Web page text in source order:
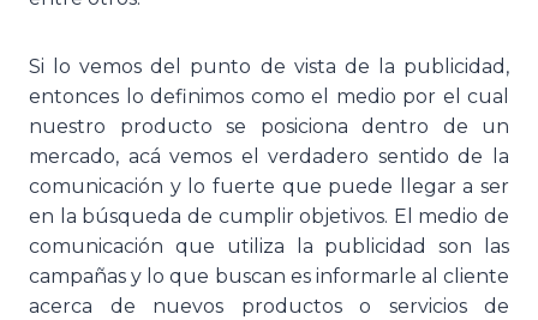
Si lo vemos del punto de vista de la publicidad,
entonces lo definimos como el medio por el cual
nuestro producto se posiciona dentro de un
mercado, acá vemos el verdadero sentido de la
comunicación y lo fuerte que puede llegar a ser
en la búsqueda de cumplir objetivos. El medio de
comunicación que utiliza la publicidad son las
campañas y lo que buscan es informarle al cliente
acerca de nuevos productos o servicios de